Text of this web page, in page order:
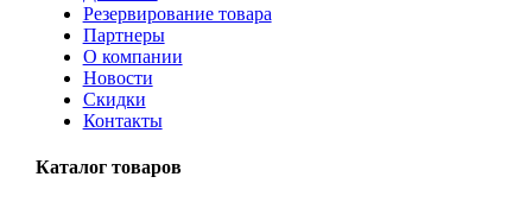
Резервирование товара
Партнеры
О компании
Новости
Скидки
Контакты
Каталог товаров